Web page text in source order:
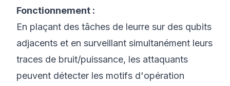
Fonctionnement :
En plaçant des tâches de leurre sur des qubits
adjacents et en surveillant simultanément leurs
traces de bruit/puissance, les attaquants
peuvent détecter les motifs d'opération